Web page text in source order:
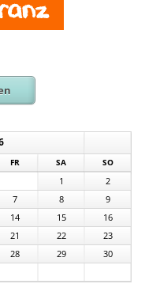
FREITAG SA SONNTAG
1
2
7 8
9
14 15
16
21 22
23
28 29
30